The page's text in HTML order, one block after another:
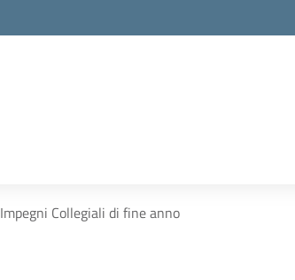
Impegni Collegiali di fine anno